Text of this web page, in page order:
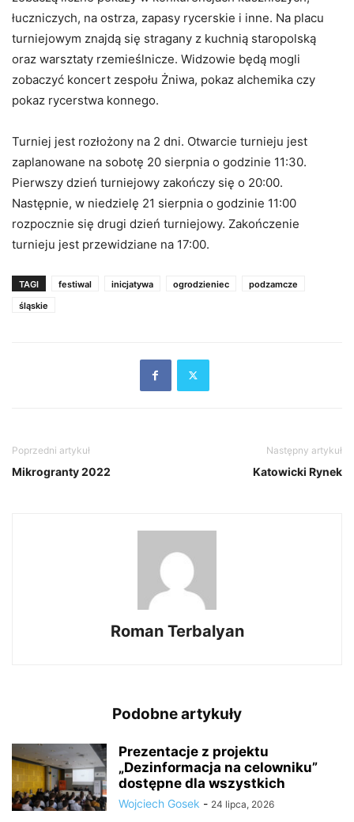
łuczniczych, na ostrza, zapasy rycerskie i inne. Na placu
turniejowym znajdą się stragany z kuchnią staropolską
oraz warsztaty rzemieślnicze. Widzowie będą mogli
zobaczyć koncert zespołu Żniwa, pokaz alchemika czy
pokaz rycerstwa konnego.
Turniej jest rozłożony na 2 dni. Otwarcie turnieju jest
zaplanowane na sobotę 20 sierpnia o godzinie 11:30.
Pierwszy dzień turniejowy zakończy się o 20:00.
Następnie, w niedzielę 21 sierpnia o godzinie 11:00
rozpocznie się drugi dzień turniejowy. Zakończenie
turnieju jest przewidziane na 17:00.
TAGI festiwal inicjatywa ogrodzieniec
podzamcze
śląskie
Poprzedni artykuł
Mikrogranty 2022
Następny artykuł
Katowicki Rynek
Roman Terbalyan
Podobne artykuły
Prezentacje z projektu
„Dezinformacja na celowniku”
dostępne dla wszystkich
Wojciech Gosek - 24 lipca, 2026